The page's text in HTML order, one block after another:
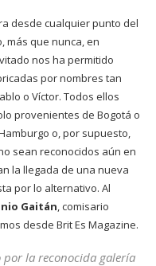
desde cualquier punto del
más que nunca, en
nos ha permitido
por nombres tan
o Víctor. Todos ellos
provenientes de Bogotá o
o, por supuesto,
sean reconocidos aún en
la llegada de una nueva
por lo alternativo. Al
Gaitán, comisario
desde Brit Es Magazine.
la reconocida galería